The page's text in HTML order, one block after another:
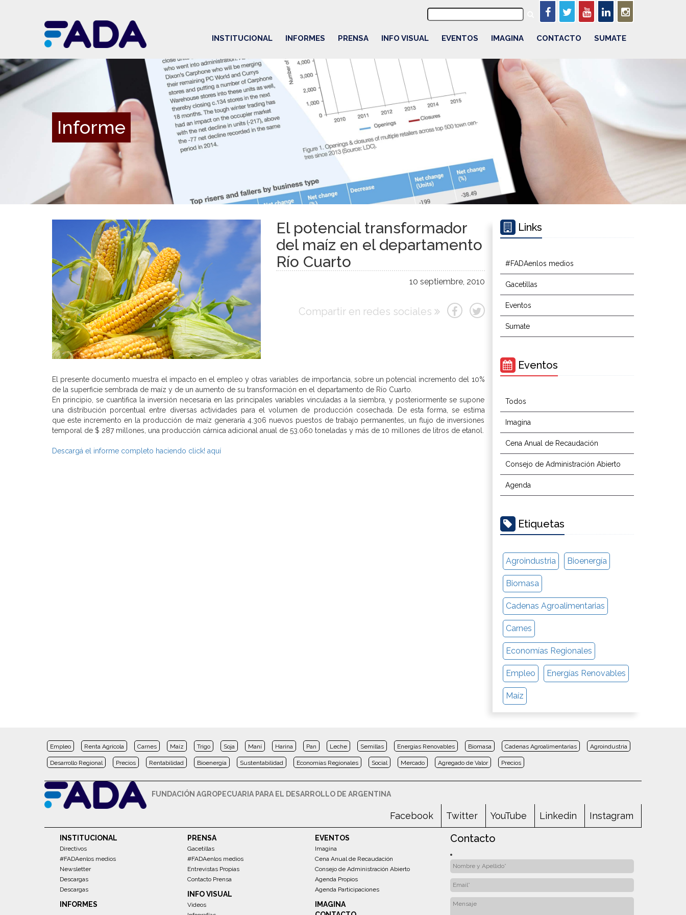
Buscar:
INSTITUCIONAL INFORMES PRENSA INFO VISUAL EVENTOS IMAGINA CONTACTO SUMATE
Informe
El potencial transformador
del maíz en el departamento
Río Cuarto
10 septiembre, 2010
Compartir en redes sociales
El presente documento muestra el impacto en el empleo y otras variables de importancia, sobre un potencial incremento del 10%
de la superficie sembrada de maíz y de un aumento de su transformación en el departamento de Río Cuarto.
En principio, se cuantifica la inversión necesaria en las principales variables vinculadas a la siembra, y posteriormente se supone
una distribución porcentual entre diversas actividades para el volumen de producción cosechada. De esta forma, se estima
que este incremento en la producción de maíz generaría 4.306 nuevos puestos de trabajo permanentes, un flujo de inversiones
temporal de $ 287 millones, una producción cárnica adicional anual de 53.060 toneladas y más de 10 millones de litros de etanol.
Descargá el informe completo haciendo click! aquí
Links
#FADAenlos medios
Gacetillas
Eventos
Sumate
Eventos
Todos
Imagina
Cena Anual de Recaudación
Consejo de Administración Abierto
Agenda
Etiquetas
Agroindustria Bioenergía
Biomasa
Cadenas Agroalimentarias
Carnes
Economías Regionales
Empleo Energías Renovables
Maíz
Empleo Renta Agrícola Carnes Maíz Trigo Soja Maní Harina Pan Leche Semillas Energías Renovables Biomasa Cadenas Agroalimentarias Agroindustria
Desarrollo Regional Precios Rentabilidad Bioenergía Sustentabilidad Economías Regionales Social Mercado Agregado de Valor Precios
FUNDACIÓN AGROPECUARIA PARA EL DESARROLLO DE ARGENTINA
Facebook Twitter YouTube Linkedin Instagram
INSTITUCIONAL
Directivos
#FADAenlos medios
Newsletter
Descargas
Descargas
INFORMES
PRENSA
Gacetillas
#FADAenlos medios
Entrevistas Propias
Contacto Prensa
INFO VISUAL
Videos
EVENTOS
Imagina
Cena Anual de Recaudación
Consejo de Administración Abierto
Agenda Propios
Agenda Participaciones
IMAGINA
Contacto